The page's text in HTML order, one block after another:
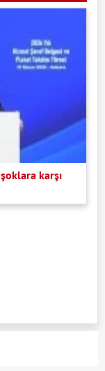
karşı